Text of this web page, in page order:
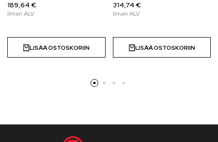
189,64 €
LISÄÄ OSTOSKORIIN
314,74 €
LISÄÄ OSTOSKORIIN